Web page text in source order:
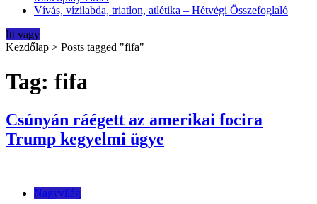
Vívás, vízilabda, triatlon, atlétika – Hétvégi Összefoglaló
Itt vagy
Kezdőlap > Posts tagged "fifa"
Tag: fifa
Csúnyán ráégett az amerikai focira
Trump kegyelmi ügye
Nagyvilág